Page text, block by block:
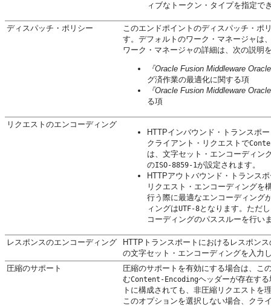
ィブなトークン・タイプを指定で
ディスパッチ・ポリシー
このエンドポイントのディスパッチ・ポ
す。デフォルトのワーク・マネージャは
ワーク・マネージャの詳細は、次の説明
『Oracle Fusion Middleware
グ済作業の最適化に関する項
『Oracle Fusion Middleware
る項
リクエストのエンコーディング
HTTPインバウンド・トランスポ
クライアント・リクエストで
は、文字セット・エンコーディン
のISO-8859-1が設定されます。
HTTPアウトバウンド・トランス
リクエスト・エンコーディングを
行う際に最適なエンコーディング
ィングはUTF-8となります。ただ
コーディングのパススルーを行い
レスポンスのエンコーディング
HTTPトランスポートにおけるレスポン
の文字セット・エンコーディングを入力
圧縮のサポート
圧縮のサポートを有効にする場合は、こ
むContent-Encodingヘッダーが存在す
トに構成されても、非圧縮リクエストを
このオプションを選択しない場合、クラ